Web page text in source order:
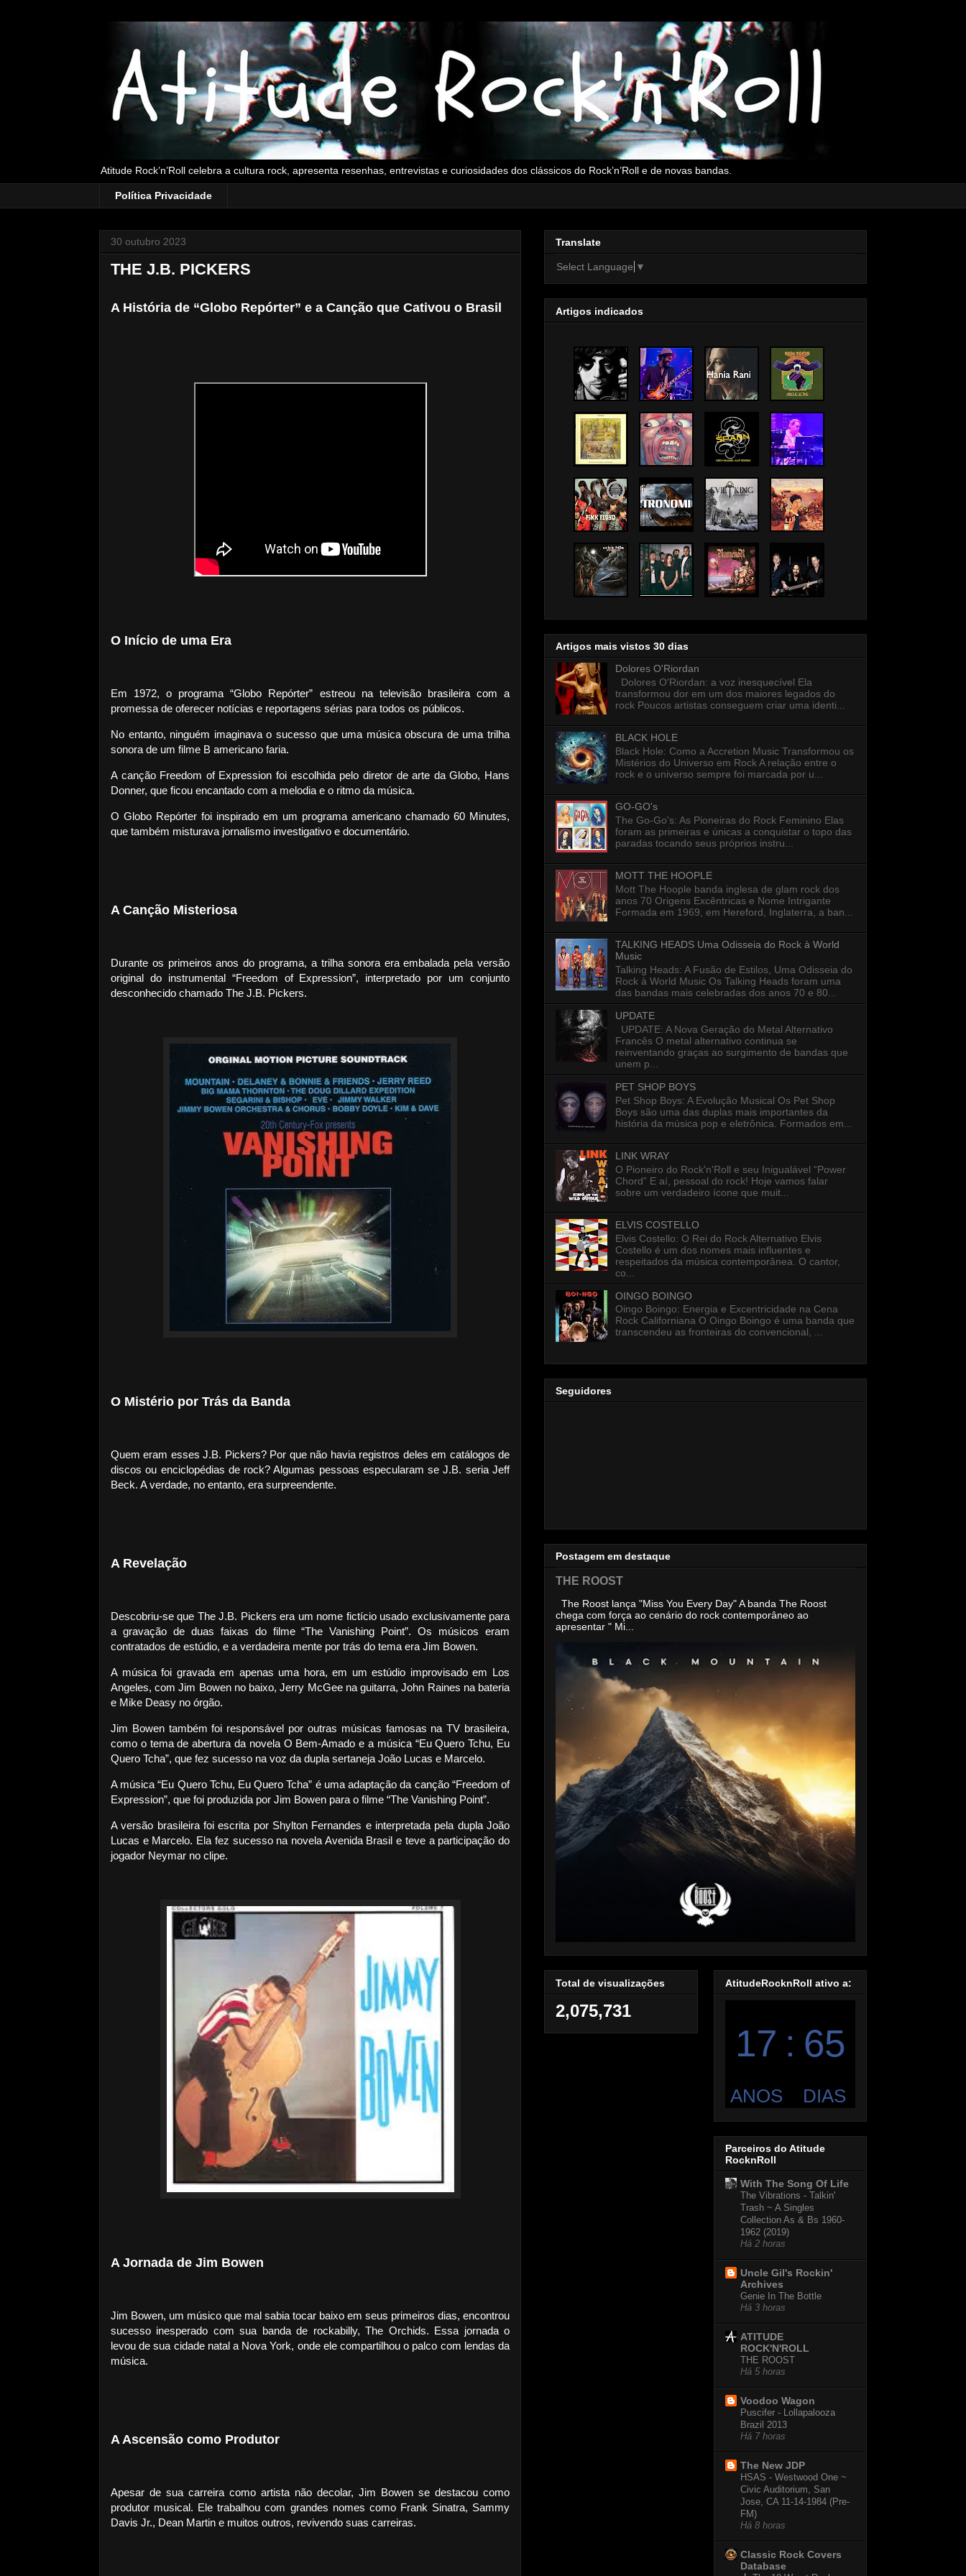
Atitude Rock’n’Roll celebra a cultura rock, apresenta resenhas, entrevistas e curiosidades dos clássicos do Rock’n’Roll e de novas bandas.
Política Privacidade
30 outubro 2023
THE J.B. PICKERS
A História de “Globo Repórter” e a Canção que Cativou o Brasil
O Início de uma Era
Em 1972, o programa “Globo Repórter” estreou na televisão brasileira com a
promessa de oferecer notícias e reportagens sérias para todos os públicos.
No entanto, ninguém imaginava o sucesso que uma música obscura de uma trilha
sonora de um filme B americano faria.
A canção Freedom of Expression foi escolhida pelo diretor de arte da Globo, Hans
Donner, que ficou encantado com a melodia e o ritmo da música.
O Globo Repórter foi inspirado em um programa americano chamado 60 Minutes,
que também misturava jornalismo investigativo e documentário.
A Canção Misteriosa
Durante os primeiros anos do programa, a trilha sonora era embalada pela versão
original do instrumental “Freedom of Expression”, interpretado por um conjunto
desconhecido chamado The J.B. Pickers.
O Mistério por Trás da Banda
Quem eram esses J.B. Pickers? Por que não havia registros deles em catálogos de
discos ou enciclopédias de rock? Algumas pessoas especularam se J.B. seria Jeff
Beck. A verdade, no entanto, era surpreendente.
A Revelação
Descobriu-se que The J.B. Pickers era um nome fictício usado exclusivamente para
a gravação de duas faixas do filme “The Vanishing Point”. Os músicos eram
contratados de estúdio, e a verdadeira mente por trás do tema era Jim Bowen.
A música foi gravada em apenas uma hora, em um estúdio improvisado em Los
Angeles, com Jim Bowen no baixo, Jerry McGee na guitarra, John Raines na bateria
e Mike Deasy no órgão.
Jim Bowen também foi responsável por outras músicas famosas na TV brasileira,
como o tema de abertura da novela O Bem-Amado e a música “Eu Quero Tchu, Eu
Quero Tcha”, que fez sucesso na voz da dupla sertaneja João Lucas e Marcelo.
A música “Eu Quero Tchu, Eu Quero Tcha” é uma adaptação da canção “Freedom of
Expression”, que foi produzida por Jim Bowen para o filme “The Vanishing Point”.
A versão brasileira foi escrita por Shylton Fernandes e interpretada pela dupla João
Lucas e Marcelo. Ela fez sucesso na novela Avenida Brasil e teve a participação do
jogador Neymar no clipe.
A Jornada de Jim Bowen
Jim Bowen, um músico que mal sabia tocar baixo em seus primeiros dias, encontrou
sucesso inesperado com sua banda de rockabilly, The Orchids. Essa jornada o
levou de sua cidade natal a Nova York, onde ele compartilhou o palco com lendas da
música.
A Ascensão como Produtor
Apesar de sua carreira como artista não decolar, Jim Bowen se destacou como
produtor musical. Ele trabalhou com grandes nomes como Frank Sinatra, Sammy
Davis Jr., Dean Martin e muitos outros, revivendo suas carreiras.
Translate
Select Language ▼
Artigos indicados
Artigos mais vistos 30 dias
Dolores O'Riordan
Dolores O'Riordan: a voz inesquecível Ela
transformou dor em um dos maiores legados do
rock Poucos artistas conseguem criar uma identi...
BLACK HOLE
Black Hole: Como a Accretion Music Transformou os
Mistérios do Universo em Rock A relação entre o
rock e o universo sempre foi marcada por u...
GO-GO's
The Go-Go's: As Pioneiras do Rock Feminino Elas
foram as primeiras e únicas a conquistar o topo das
paradas tocando seus próprios instru...
MOTT THE HOOPLE
Mott The Hoople banda inglesa de glam rock dos
anos 70 Origens Excêntricas e Nome Intrigante
Formada em 1969, em Hereford, Inglaterra, a ban...
TALKING HEADS Uma Odisseia do Rock à World
Music
Talking Heads: A Fusão de Estilos, Uma Odisseia do
Rock à World Music Os Talking Heads foram uma
das bandas mais celebradas dos anos 70 e 80...
UPDATE
UPDATE: A Nova Geração do Metal Alternativo
Francês O metal alternativo continua se
reinventando graças ao surgimento de bandas que
unem p...
PET SHOP BOYS
Pet Shop Boys: A Evolução Musical Os Pet Shop
Boys são uma das duplas mais importantes da
história da música pop e eletrônica. Formados em...
LINK WRAY
O Pioneiro do Rock'n'Roll e seu Inigualável “Power
Chord” E aí, pessoal do rock! Hoje vamos falar
sobre um verdadeiro ícone que muit...
ELVIS COSTELLO
Elvis Costello: O Rei do Rock Alternativo Elvis
Costello é um dos nomes mais influentes e
respeitados da música contemporânea. O cantor,
co...
OINGO BOINGO
Oingo Boingo: Energia e Excentricidade na Cena
Rock Californiana O Oingo Boingo é uma banda que
transcendeu as fronteiras do convencional, ...
Seguidores
Postagem em destaque
THE ROOST
The Roost lança "Miss You Every Day" A banda The Roost
chega com força ao cenário do rock contemporâneo ao
apresentar " Mi...
Total de visualizações
2,075,731
AtitudeRocknRoll ativo a:
Parceiros do Atitude
RocknRoll
With The Song Of Life
The Vibrations - Talkin'
Trash ~ A Singles
Collection As & Bs 1960-
1962 (2019)
Há 2 horas
Uncle Gil's Rockin'
Archives
Genie In The Bottle
Há 3 horas
ATITUDE
ROCK'N'ROLL
THE ROOST
Há 5 horas
Voodoo Wagon
Puscifer - Lollapalooza
Brazil 2013
Há 7 horas
The New JDP
HSAS - Westwood One ~
Civic Auditorium, San
Jose, CA 11-14-1984 (Pre-
FM)
Há 8 horas
Classic Rock Covers
Database